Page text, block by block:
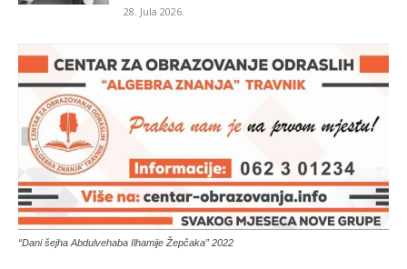
28. Jula 2026.
“Dani šejha Abdulvehaba Ilhamije Žepčaka” 2022